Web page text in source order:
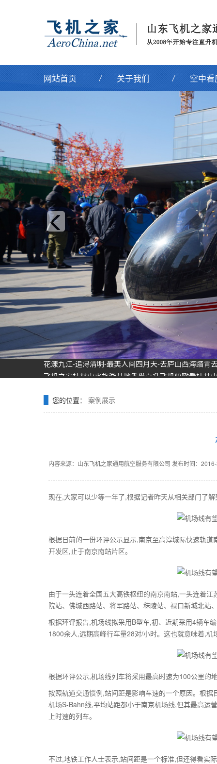
网站首页 关于我们 空中看
飞机之家龙虎山清明节踏青之旅正式开启
飞机之家空中广告引爆山西吕梁中阳县上空
飞机之家集团正式签约独家承包运营新疆玉其塔什景
阳泉一架价值500多万的红色罗宾逊直升机开展静展活
济南一小伙新婚现场，租价值500多万的直升机助阵
张家口直升机草原天路空中旅游正式开启
飞机之家出动三架直升机进行大地区农喷作业
价值近600万的罗宾逊R44开始空中飞播造林
花漾九江-追浔清明-最美人间四月天-去庐山西海踏青
飞机之家桂林山水旅游基地乘坐直升飞机俯瞰看桂林
飞机之家龙虎山清明节踏青之旅正式开启
您的位置： 案例展示
内容来源：山东飞机之家通用航空服务有限公司 发布时间：
现在,大家可以少等一年了,根据记者昨天从相关部门了
根据日前的一份环评公示显示,南京至高淳城际快速轨
开发区,止于南京南站片区。
由于一头连着全国五大高铁枢纽的南京南站,一头连着
院站、佛城西路站、将军路站、秣陵站、禄口新城北站
根据环评报告,机场线拟采用B型车,初、近期采用4辆车
1800余人,远期高峰行车量28对/小时。这也就意味着,
根据环评公示,机场线列车将采用最高时速为100公里的
按照轨道交通惯例,站间距是影响车速的一个原因。根
机场S-Bahn线,平均站距都小于南京机场线,但其最高运
上时速的列车。
不过,地铁工作人士表示,站间距是一个标准,但还得看实